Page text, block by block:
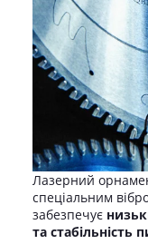
Лазерний
спеціальним
забезпечує
та стабільність